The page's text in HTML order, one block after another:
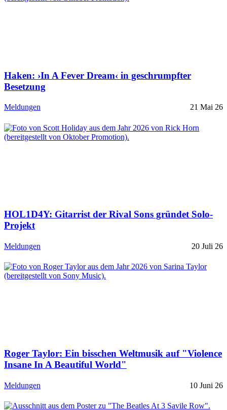
Haken: ›In A Fever Dream‹ in geschrumpfter
Besetzung
Meldungen 21 Mai 26
HOL1D4Y: Gitarrist der Rival Sons gründet Solo-
Projekt
Meldungen 20 Juli 26
Roger Taylor: Ein bisschen Weltmusik auf "Violence
Insane In A Beautiful World"
Meldungen 10 Juni 26